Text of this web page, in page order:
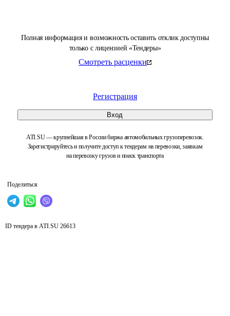
Полная информация и возможность оставить отклик доступны
только с лицензией «Тендеры»
Смотреть расценки
Регистрация
Вход
ATI.SU — крупнейшая в России биржа автомобильных грузоперевозок.
Зарегистрируйтесь и получите доступ к тендерам на перевозки, заявкам
на перевозку грузов и поиск транспорта
Поделиться
ID тендера в ATI.SU 26613